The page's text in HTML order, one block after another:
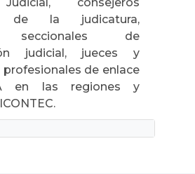
de la judicatura,
seccionales de
judicial, jueces y
de enlace
en las regiones y